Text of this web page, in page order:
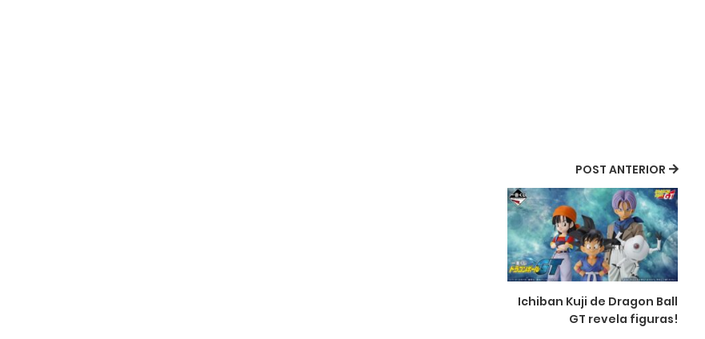
POST ANTERIOR
Ichiban Kuji de Dragon Ball
GT revela figuras!